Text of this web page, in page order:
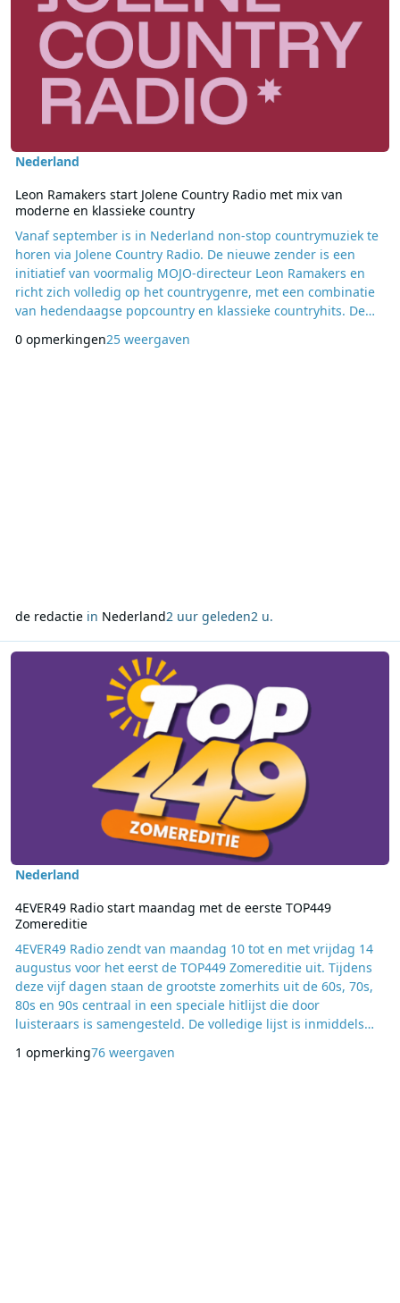
Nederland
Leon Ramakers start Jolene Country Radio met mix van
moderne en klassieke country
Vanaf september is in Nederland non-stop countrymuziek te
horen via Jolene Country Radio. De nieuwe zender is een
initiatief van voormalig MOJO-directeur Leon Ramakers en
richt zich volledig op het countrygenre, met een combinatie
van hedendaagse popcountry en klassieke countryhits. De
september plaats in Poppodium 013 in Tilburg, voorafgaand
0 opmerkingen25 weergaven
de redactiein Nederland2 uur geleden2 u.
Lees meer over 4EVER49 Radio start maandag met de eerste
Nederland
4EVER49 Radio start maandag met de eerste TOP449
Zomereditie
4EVER49 Radio zendt van maandag 10 tot en met vrijdag 14
augustus voor het eerst de TOP449 Zomereditie uit. Tijdens
deze vijf dagen staan de grootste zomerhits uit de 60s, 70s,
80s en 90s centraal in een speciale hitlijst die door
luisteraars is samengesteld. De volledige lijst is inmiddels
Luisteraars kunnen tot en met donderdag 13 augustus om
1 opmerking76 weergaven